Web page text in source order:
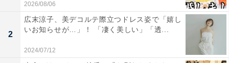
2026/08/06
2
広末涼子、美デコルテ際立つドレス姿で「嬉し
いお知らせが…」！ 「凄く美しい」「透...
2024/07/12